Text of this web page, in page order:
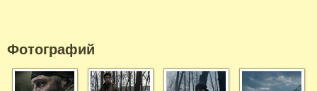
Фотографий